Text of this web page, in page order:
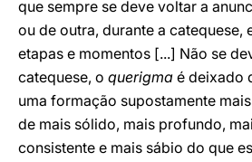
que sempre se deve voltar a
ou de outra, durante a catequese,
etapas e momentos [...] Não se
catequese, o querigma é deixado
uma formação supostamente mais
de mais sólido, mais profundo,
consistente e mais sábio do que